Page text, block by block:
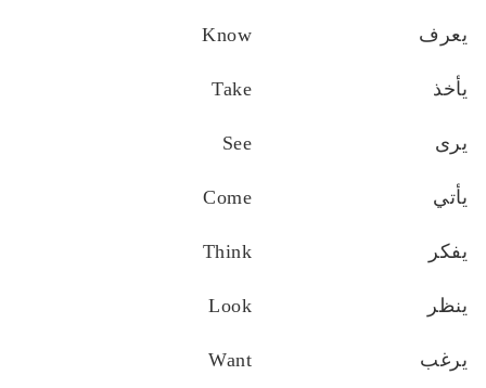
يعرف Know
يأخذ Take
يرى See
يأتي Come
يفكر Think
ينظر Look
يرغب Want